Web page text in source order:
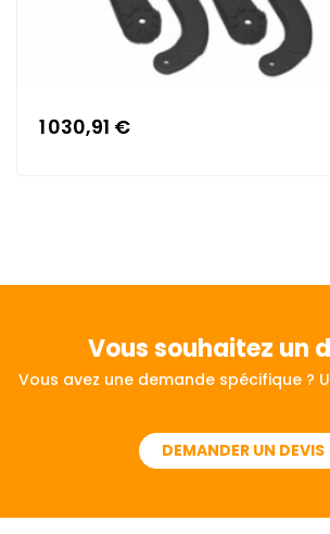
1 030,91 €
Vous souhaitez un
Vous avez une demande spécifique ?
DEMANDER UN DEVIS